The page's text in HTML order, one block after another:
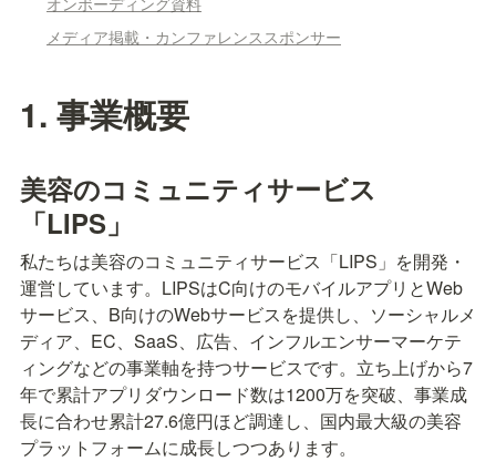
メディア掲載・カンファレンススポンサー
1. 事業概要
美容のコミュニティサービス
「LIPS」
私たちは美容のコミュニティサービス「LIPS」を開発・
運営しています。LIPSはC向けのモバイルアプリとWeb
サービス、B向けのWebサービスを提供し、ソーシャルメ
ディア、EC、SaaS、広告、インフルエンサーマーケテ
ィングなどの事業軸を持つサービスです。立ち上げから7
年で累計アプリダウンロード数は1200万を突破、事業成
長に合わせ累計27.6億円ほど調達し、国内最大級の美容
プラットフォームに成長しつつあります。